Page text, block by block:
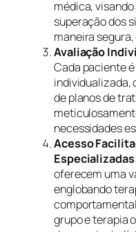
médica,
superação dos
maneira
Avaliação
Cada paciente
individualizada,
de planos de
necessidades
Acesso
oferecem uma
englobando
grupo e terapia